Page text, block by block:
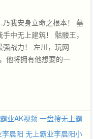
我安身立命之根本！ 墓
中无上建筑！ 骷髅王，
战力！ 左川，玩网
他将拥有他想要的一
业AK视频 一盘搜无上霸
晨阳 无上霸业李晨阳小